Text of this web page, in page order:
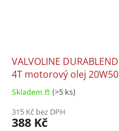
VALVOLINE DURABLEND
4T motorový olej 20W50
(1l)
Skladem 𖠿 (>5 ks)
315 Kč bez DPH
388 Kč